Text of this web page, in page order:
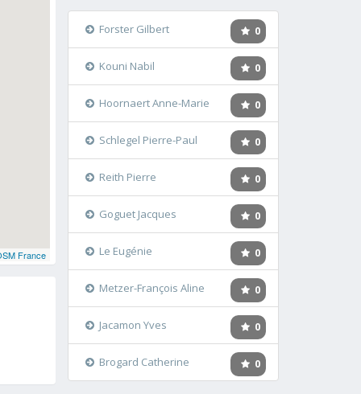
France
0
Forster Gilbert
0
Kouni Nabil
0
Hoornaert Anne-Marie
0
Schlegel Pierre-Paul
0
Reith Pierre
0
Goguet Jacques
0
Le Eugénie
0
Metzer-François Aline
0
Jacamon Yves
0
Brogard Catherine